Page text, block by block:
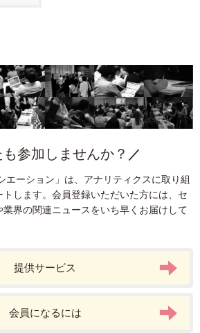
参加しませんか？
エーション」は、アナリティクスに取り組
します。会員登録いただいた方には、セ
業界の関連ニュースをいち早くお届けして
提供サービス
会員になるには